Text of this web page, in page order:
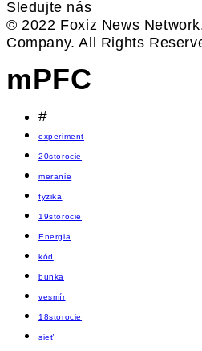
Sledujte nás
© 2022 Foxiz News
Company. All Rights
mPFC
#
experiment
20storocie
meranie
fyzika
19storocie
Energia
kód
bunka
vesmír
18storocie
sieť